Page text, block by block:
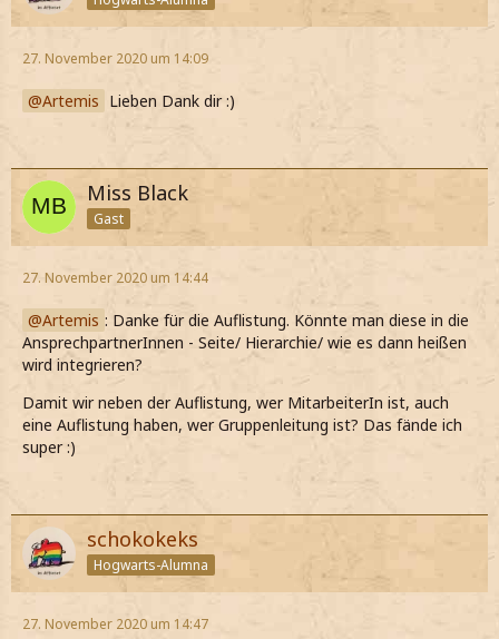
27. November 2020 um 14:09
Artemis Lieben Dank dir :)
Miss Black
Gast
27. November 2020 um 14:44
Artemis : Danke für die Auflistung. Könnte man diese in die
AnsprechpartnerInnen - Seite/ Hierarchie/ wie es dann heißen
wird integrieren?
Damit wir neben der Auflistung, wer MitarbeiterIn ist, auch
eine Auflistung haben, wer Gruppenleitung ist? Das fände ich
super :)
schokokeks
Hogwarts-Alumna
27. November 2020 um 14:47